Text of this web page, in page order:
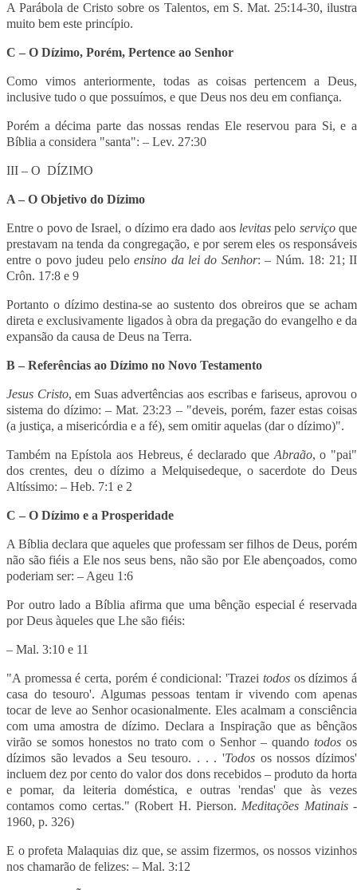
A Parábola de Cristo sobre os Talentos, em S. Mat. 25:14-30, ilustra
muito bem este princípio.
C – O Dízimo, Porém, Pertence ao Senhor
Como vimos anteriormente, todas as coisas pertencem a Deus,
inclusive tudo o que possuímos, e que Deus nos deu em confiança.
Porém a décima parte das nossas rendas Ele reservou para Si, e a
Bíblia a considera "santa": – Lev. 27:30
III – O DÍZIMO
A – O Objetivo do Dízimo
Entre o povo de Israel, o dízimo era dado aos levitas pelo serviçoque
prestavam na tenda da congregação, e por serem eles os responsáveis
entre o povo judeu peloensino da lei do Senhor: – Núm. 18: 21; II
Crôn. 17:8 e 9
Portanto o dízimo destina-se ao sustento dos obreiros que se acham
direta e exclusivamente ligados à obra da pregação do evangelho e da
expansão da causa de Deus na Terra.
B – Referências ao Dízimo no Novo Testamento
Jesus Cristo, em Suas advertências aos escribas e fariseus, aprovou o
sistema do dízimo: – Mat. 23:23 – "deveis, porém, fazer estas coisas
(a justiça, a misericórdia e a fé), sem omitir aquelas (dar o dízimo)".
Também na Epístola aos Hebreus, é declarado que Abraão, o "pai"
dos crentes, deu o dízimo a Melquisedeque, o sacerdote do Deus
Altíssimo: – Heb. 7:1 e 2
C – O Dízimo e a Prosperidade
A Bíblia declara que aqueles que professam ser filhos de Deus, porém
não são fiéis a Ele nos seus bens, não são por Ele abençoados, como
poderiam ser: – Ageu 1:6
Por outro lado a Bíblia afirma que uma bênção especial é reservada
por Deus àqueles que Lhe são fiéis:
– Mal. 3:10 e 11
"A promessa é certa, porém é condicional: 'Trazei todosos dízimos á
casa do tesouro'. Algumas pessoas tentam ir vivendo com apenas
tocar de leve ao Senhor ocasionalmente. Eles acalmam a consciência
com uma amostra de dízimo. Declara a Inspiração que as bênçãos
virão se somos honestos no trato com o Senhor – quando todosos
dízimos são levados a Seu tesouro. . . . 'Todos os nossos dízimos'
incluem dez por cento do valor dos dons recebidos – produto da horta
e pomar, da leiteria doméstica, e outras 'rendas' que às vezes
contamos como certas." (Robert H. Pierson. Meditações Matinais-
1960, p. 326)
E o profeta Malaquias diz que, se assim fizermos, os nossos vizinhos
nos chamarão de felizes: – Mal. 3:12